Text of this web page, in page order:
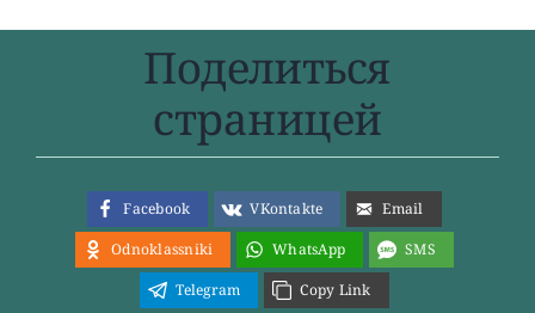
Поделиться
страницей
Facebook VKontakte
Email
Odnoklassniki
WhatsApp
SMS
Telegram
Copy Link